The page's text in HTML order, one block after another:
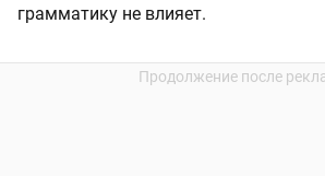
грамматику не влияет.